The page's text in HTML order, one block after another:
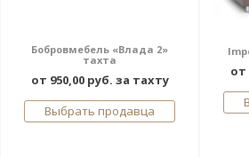
Бобровмебель «Влада 2»
тахта
от 950,00 руб. за тахту
Выбрать продавца
от